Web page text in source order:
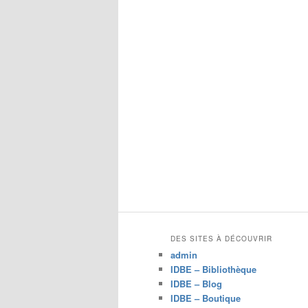
DES SITES À DÉCOUVRIR
admin
IDBE – Bibliothèque
IDBE – Blog
IDBE – Boutique